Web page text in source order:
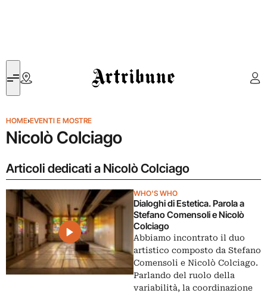
Artribune
HOME›EVENTI E MOSTRE
Nicolò Colciago
Articoli dedicati a Nicolò Colciago
WHO'S WHO
Dialoghi di Estetica. Parola a
Stefano Comensoli e Nicolò
Colciago
Abbiamo incontrato il duo
artistico composto da Stefano
Comensoli e Nicolò Colciago.
Parlando del ruolo della
variabilità, la coordinazione